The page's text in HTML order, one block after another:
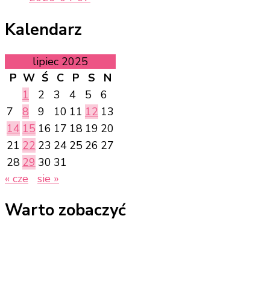
Kalendarz
lipiec 2025
P W Ś C P S
N
1
2 3 4 5
6
7
8 9 10 11 12 13
14 15 16 17 18 19 20
21 22 23 24 25 26 27
28 29 30 31
« cze
sie »
Warto zobaczyć